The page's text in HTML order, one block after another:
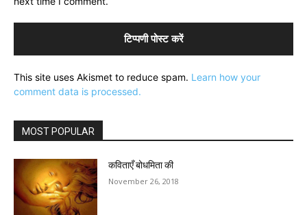
This site uses Akismet to reduce spam. Learn how your
comment data is processed.
MOST POPULAR
कविताएँ बोधमिता की
November 26, 2018